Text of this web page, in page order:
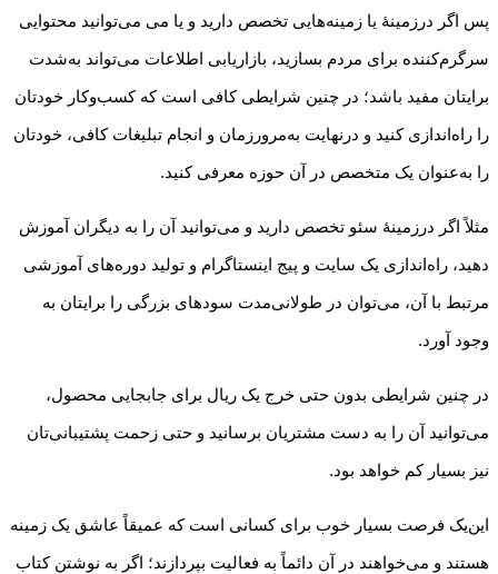
پس اگر درزمینهٔ یا زمینه‌هایی تخصص دارید و یا می می‌توانید محتوایی
سرگرم‌کننده برای مردم بسازید، بازاریابی اطلاعات می‌تواند به‌شدت
برایتان مفید باشد؛ در چنین شرایطی کافی است که کسب‌وکار خودتان
را راه‌اندازی کنید و درنهایت به‌مرورزمان و انجام تبلیغات کافی، خودتان
را به‌عنوان یک متخصص در آن حوزه معرفی کنید.
مثلاً اگر درزمینهٔ سئو تخصص دارید و می‌توانید آن را به دیگران آموزش
دهید، راه‌اندازی یک سایت و پیج اینستاگرام و تولید دوره‌های آموزشی
مرتبط با آن، می‌توان در طولانی‌مدت سودهای بزرگی را برایتان به
وجود آورد.
در چنین شرایطی بدون حتی خرج یک ریال برای جابجایی محصول،
می‌توانید آن را به دست مشتریان برسانید و حتی زحمت پشتیبانی‌تان
نیز بسیار کم خواهد بود.
این‌یک فرصت بسیار خوب برای کسانی است که عمیقاً عاشق یک زمینه
هستند و می‌خواهند در آن دائماً به فعالیت بپردازند؛ اگر به نوشتن کتاب